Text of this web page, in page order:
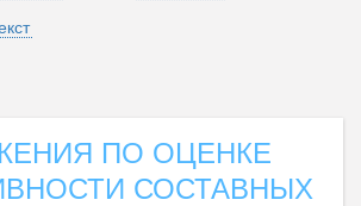
ПО ОЦЕНКЕ
СОСТАВНЫХ